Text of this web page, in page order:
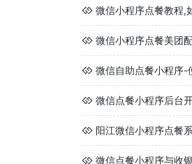
微信小程序点餐教程,
微信小程序点餐美团
微信自助点餐小程序-
微信点餐小程序后台
阳江微信小程序点餐
微信点餐小程序与收